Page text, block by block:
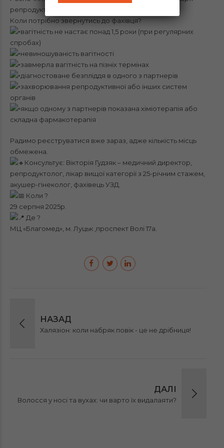
репродуктолога
Коли потрібно звернутись до фахівця?
вагітність не настає понад 1,5 роки (при регулярних
спробах)
невиношуваність вагітності
завмерла вагітність на пізніх термінах
діагностоване безпліддя в одного з партнерів
захворювання репродуктивної або інших систем
органів
якщо одному з партнерів показана хіміотерапія або
складна фармакотерапія
Радимо реєструватися вже зараз, адже кількість місць
обмежена.
Консультує: Вікторія Гудзяк – медичний директор,
репродуктолог, лікар вищої категорії з 25-річним стажем,
акушер-гінеколог, фахівець УЗД.
Коли ?
29 серпня 2025р.
Де ?
МЦ «Благомед», м. Луцьк ,проспект Волі 17а.
НАЗАД
Халязіон: коли набряк повік - це не дрібниця!
ДАЛІ
Волосся у носі та вухах: чи варто їх видалаяти?